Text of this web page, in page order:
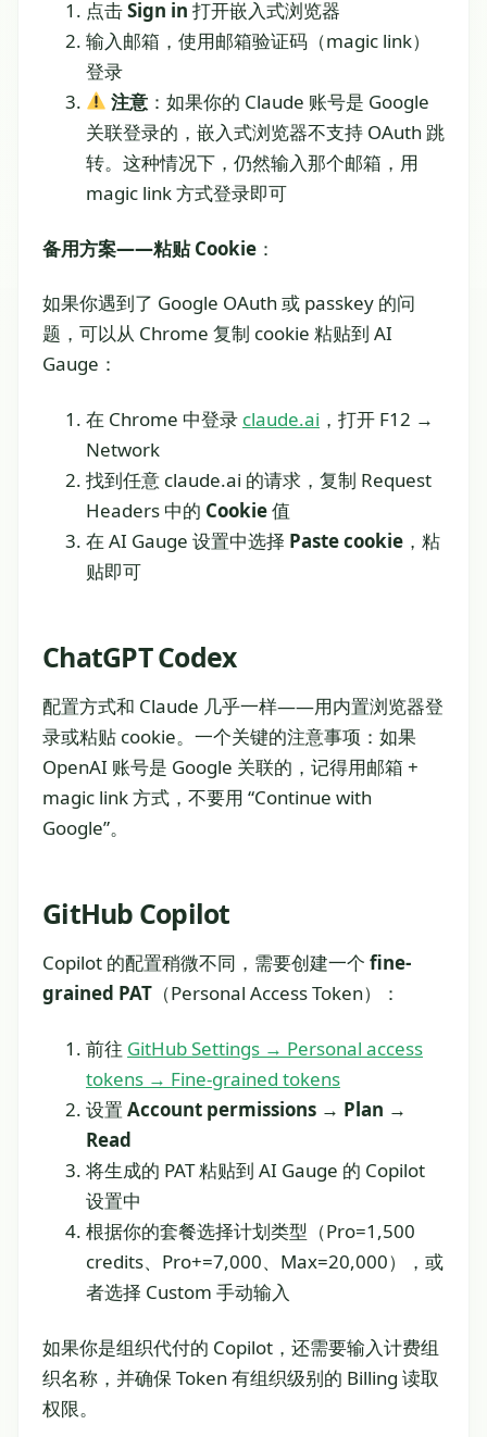
点击Sign in 打开嵌入式浏览器
输入邮箱，使用邮箱验证码（magic link）
登录
注意 ：如果你的 Claude 账号是 Google
关联登录的，嵌入式浏览器不支持 OAuth 跳
转。这种情况下，仍然输入那个邮箱，用
magic link 方式登录即可
备用方案——粘贴 Cookie ：
如果你遇到了 Google OAuth 或 passkey 的问
题，可以从 Chrome 复制 cookie 粘贴到 AI
Gauge：
在 Chrome 中登录 claude.ai ，打开 F12 →
Network
找到任意 claude.ai 的请求，复制 Request
Headers 中的 Cookie值
在 AI Gauge 设置中选择 Paste cookie ，粘
贴即可
ChatGPT Codex
配置方式和 Claude 几乎一样——用内置浏览器登
录或粘贴 cookie。一个关键的注意事项：如果
OpenAI 账号是 Google 关联的，记得用邮箱 +
magic link 方式，不要用 “Continue with
Google”。
GitHub Copilot
Copilot 的配置稍微不同，需要创建一个 fine-
grained PAT （Personal Access Token）：
前往 GitHub Settings → Personal access
tokens → Fine-grained tokens
设置 Account permissions → Plan →
Read
将生成的 PAT 粘贴到 AI Gauge 的 Copilot
设置中
根据你的套餐选择计划类型（Pro=1,500
credits、Pro+=7,000、Max=20,000），或
者选择 Custom 手动输入
如果你是组织代付的 Copilot，还需要输入计费组
织名称，并确保 Token 有组织级别的 Billing 读取
权限。